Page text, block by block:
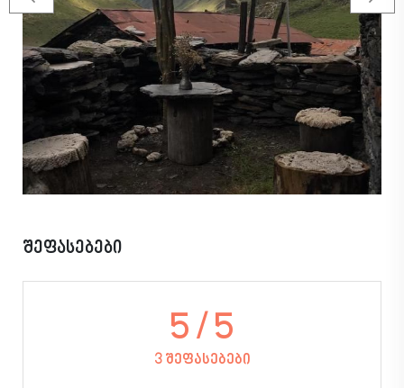
შეფასებები
5/ 5
3 შეფასებები